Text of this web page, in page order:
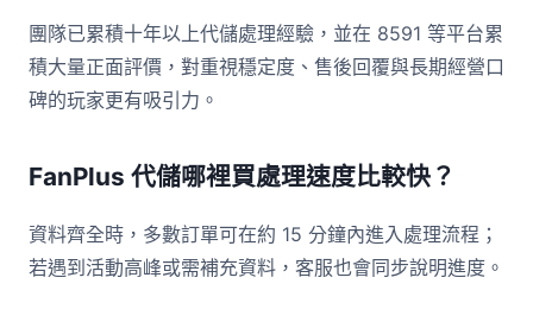
團隊已累積十年以上代儲處理經驗，並在 8591 等平台累
積大量正面評價，對重視穩定度、售後回覆與長期經營口
碑的玩家更有吸引力。
FanPlus 代儲哪裡買處理速度比較快？
資料齊全時，多數訂單可在約 15 分鐘內進入處理流程；
若遇到活動高峰或需補充資料，客服也會同步說明進度。